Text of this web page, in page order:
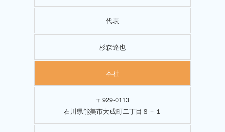
代表
杉森達也
本社
〒929-0113
石川県能美市大成町二丁目８－１